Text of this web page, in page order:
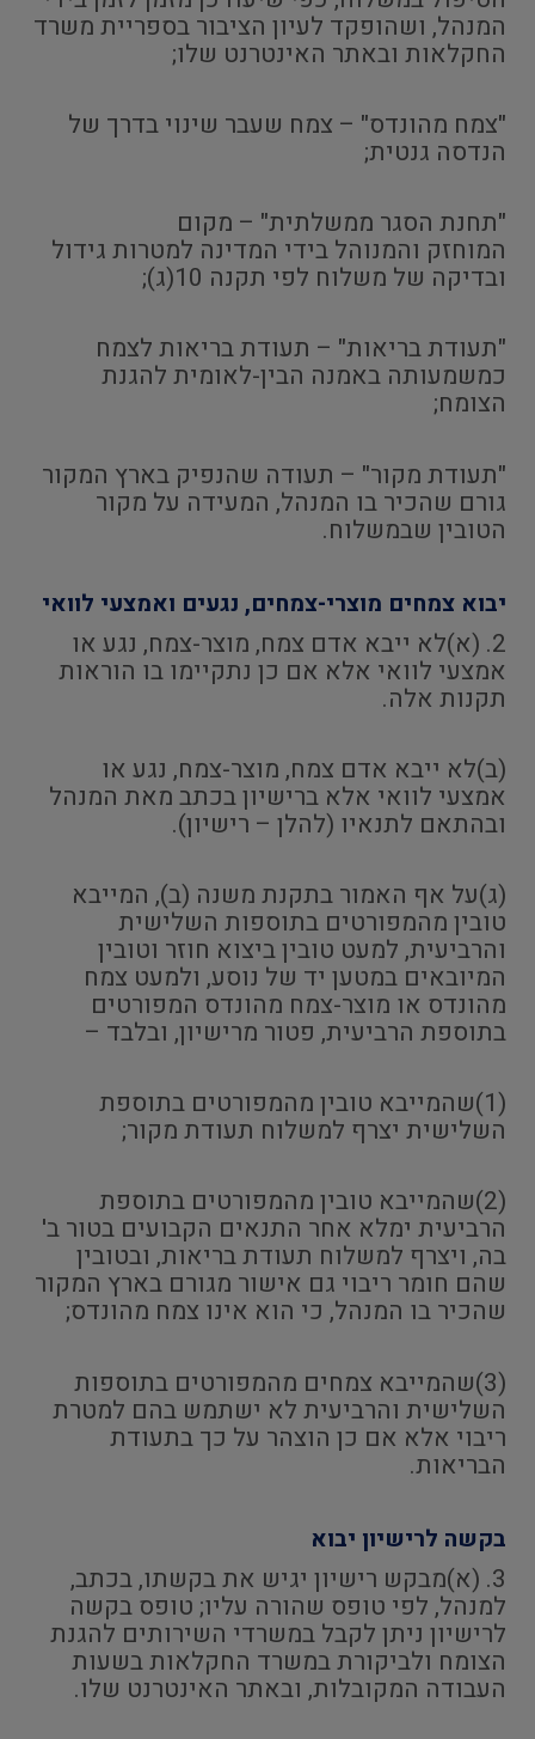
המנהל, ושהופקד לעיון הציבור בספריית משרד
החקלאות ובאתר האינטרנט שלו;
"צמח מהונדס" – צמח שעבר שינוי בדרך של
הנדסה גנטית;
"תחנת הסגר ממשלתית" – מקום
המוחזק והמנוהל בידי המדינה למטרות גידול
ובדיקה של משלוח לפי תקנה 10(ג);
"תעודת בריאות" – תעודת בריאות לצמח
כמשמעותה באמנה הבין-לאומית להגנת
הצומח;
"תעודת מקור" – תעודה שהנפיק בארץ המקור
גורם שהכיר בו המנהל, המעידה על מקור
הטובין שבמשלוח.
יבוא צמחים מוצרי-צמחים, נגעים ואמצעי לוואי
2. (א)לא ייבא אדם צמח, מוצר-צמח, נגע או
אמצעי לוואי אלא אם כן נתקיימו בו הוראות
תקנות אלה.
(ב)לא ייבא אדם צמח, מוצר-צמח, נגע או
אמצעי לוואי אלא ברישיון בכתב מאת המנהל
ובהתאם לתנאיו (להלן – רישיון).
(ג)על אף האמור בתקנת משנה (ב), המייבא
טובין מהמפורטים בתוספות השלישית
והרביעית, למעט טובין ביצוא חוזר וטובין
המיובאים במטען יד של נוסע, ולמעט צמח
מהונדס או מוצר-צמח מהונדס המפורטים
בתוספת הרביעית, פטור מרישיון, ובלבד –
(1)שהמייבא טובין מהמפורטים בתוספת
השלישית יצרף למשלוח תעודת מקור;
(2)שהמייבא טובין מהמפורטים בתוספת
הרביעית ימלא אחר התנאים הקבועים בטור ב'
בה, ויצרף למשלוח תעודת בריאות, ובטובין
שהם חומר ריבוי גם אישור מגורם בארץ המקור
שהכיר בו המנהל, כי הוא אינו צמח מהונדס;
(3)שהמייבא צמחים מהמפורטים בתוספות
השלישית והרביעית לא ישתמש בהם למטרת
ריבוי אלא אם כן הוצהר על כך בתעודת
הבריאות.
בקשה לרישיון יבוא
3. (א)מבקש רישיון יגיש את בקשתו, בכתב,
למנהל, לפי טופס שהורה עליו; טופס בקשה
לרישיון ניתן לקבל במשרדי השירותים להגנת
הצומח ולביקורת במשרד החקלאות בשעות
העבודה המקובלות, ובאתר האינטרנט שלו.